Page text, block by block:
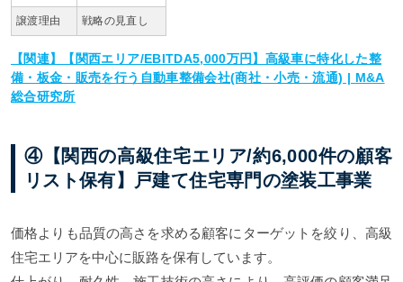
譲渡理由 戦略の見直し
【関連】【関西エリア/EBITDA5,000万円】高級車に特化した整
備・板金・販売を行う自動車整備会社(商社・小売・流通) | M&A
総合研究所
④【関西の高級住宅エリア/約6,000件の顧客
リスト保有】戸建て住宅専門の塗装工事業
価格よりも品質の高さを求める顧客にターゲットを絞り、高級
住宅エリアを中心に販路を保有しています。